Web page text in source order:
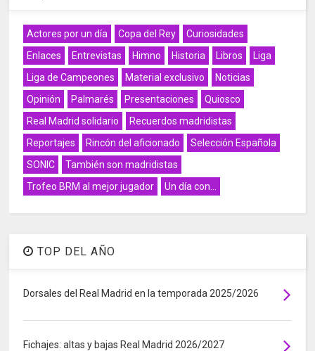
Actores por un día Copa del Rey
Curiosidades
Enlaces
Entrevistas Himno Historia Libros
Liga
Liga de Campeones
Material exclusivo
Noticias
Opinión
Palmarés Presentaciones
Quiosco
Real Madrid solidario
Recuerdos madridistas
Reportajes
Rincón del aficionado
Selección Española
SONIC
También son madridistas
Trofeo BRM al mejor jugador
Un día con...
TOP DEL AÑO
Dorsales del Real Madrid en la temporada 2025/2026
Fichajes: altas y bajas Real Madrid 2026/2027